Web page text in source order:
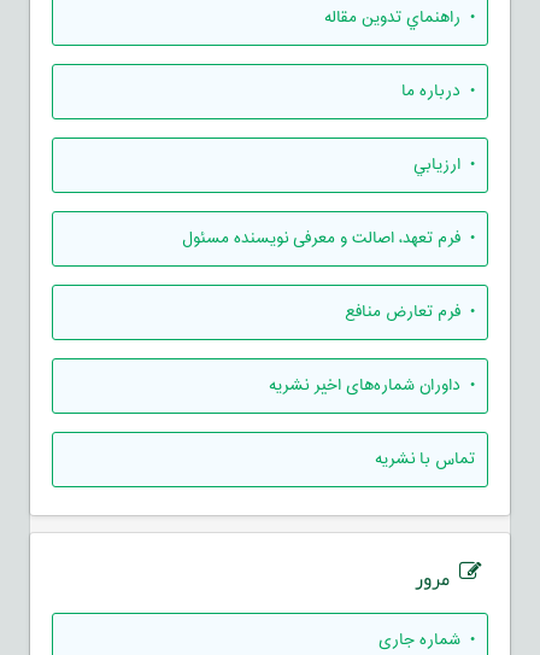
• راهنماي تدوين مقاله
• درباره ما
• ارزيابي
• فرم تعهد، اصالت و معرفی نویسنده مسئول
• فرم تعارض منافع
• داوران شماره‌های اخیر نشریه
تماس با نشریه
مرور
• شماره جاری